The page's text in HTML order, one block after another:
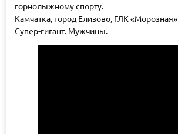
горнолыжному спорту.
Камчатка, город Елизово, ГЛК «Морозная»
Супер-гигант. Мужчины.